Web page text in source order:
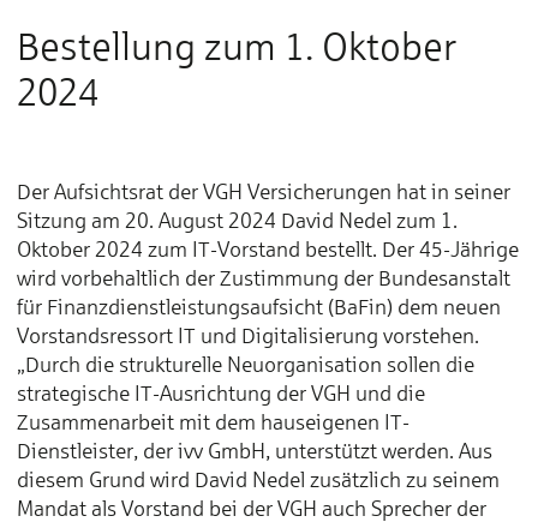
Bestellung zum 1. Oktober
2024
Der Aufsichtsrat der VGH Versicherungen hat in seiner
Sitzung am 20. August 2024 David Nedel zum 1.
Oktober 2024 zum IT-Vorstand bestellt. Der 45-Jährige
wird vorbehaltlich der Zustimmung der Bundesanstalt
für Finanzdienstleistungsaufsicht (BaFin) dem neuen
Vorstandsressort IT und Digitalisierung vorstehen.
„Durch die strukturelle Neu­organi­sa­tion sollen die
strategische IT-Ausrichtung der VGH und die
Zusammenarbeit mit dem hauseigenen IT-
Dienstleister, der ivv GmbH, unterstützt werden. Aus
diesem Grund wird David Nedel zusätzlich zu seinem
Mandat als Vorstand bei der VGH auch Sprecher der